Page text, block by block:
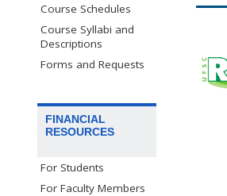
Course Schedules
Course Syllabi and
Descriptions
Forms and Requests
FINANCIAL
RESOURCES
For Students
For Faculty Members